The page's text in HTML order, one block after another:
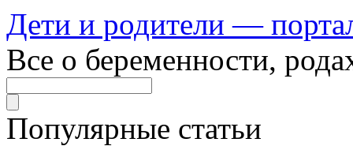
Дети и родители —
Все о беременности,
Популярные статьи